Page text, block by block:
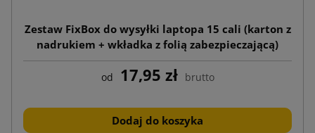
Zestaw FixBox do wysyłki laptopa 15 cali (karton z
nadrukiem + wkładka z folią zabezpieczającą)
od 17,95 zł brutto
Dodaj do koszyka